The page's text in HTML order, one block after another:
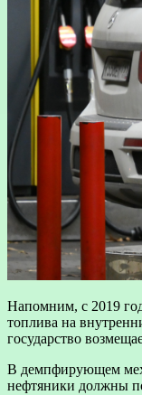
Напомним, с 2019
топлива на
государство
В демпфирующем
нефтяники должны